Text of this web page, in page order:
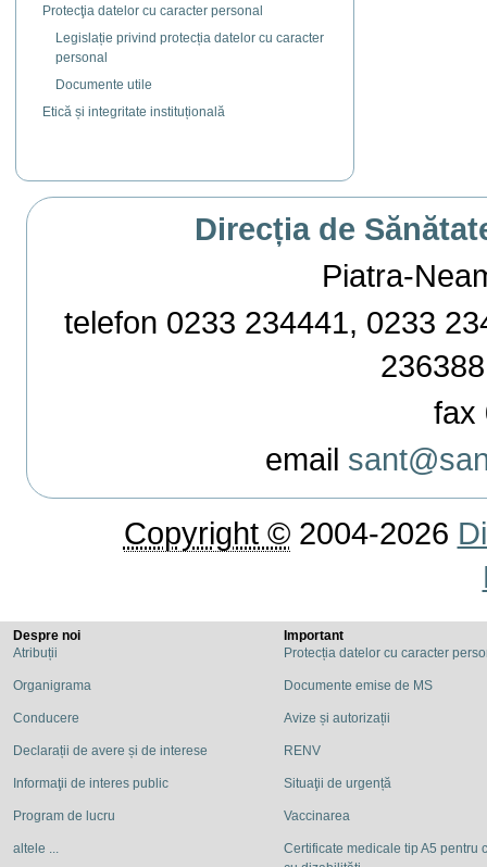
Protecţia datelor cu caracter personal
Legislație privind protecția datelor cu caracter
personal
Documente utile
Etică și integritate instituțională
Direcția de
Piatra-
telefon 0233 234441, 0233
fax
email
Copyright ©2004-2026
Despre noi
Atribuții
Organigrama
Conducere
Declarații de avere și de interese
Informaţii de interes public
Program de lucru
altele ...
Important
Protecția datelor cu caracter
Documente emise de MS
Avize și autorizații
RENV
Situaţii de urgență
Vaccinarea
Certificate medicale tip A5 pentru